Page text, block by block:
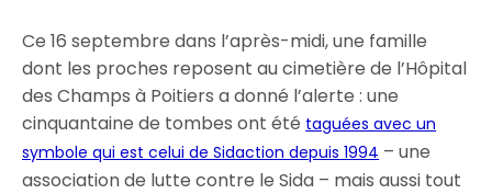
Ce 16 septembre dans l’après-midi, une famille
dont les proches reposent au cimetière de l’Hôpital
des Champs à Poitiers a donné l’alerte : une
cinquantaine de tombes ont été taguées avec un
symbole qui est celui de Sidaction depuis 1994 – une
association de lutte contre le Sida – mais aussi tout